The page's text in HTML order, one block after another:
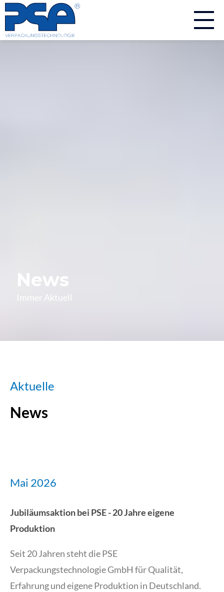
News
Immer Aktuell
Aktuelle
News
Mai 2026
Jubiläumsaktion bei PSE -20 Jahre eigene
Produktion
Seit 20 Jahren steht die PSE
Verpackungstechnologie GmbH für Qualität,
Erfahrung und eigene Produktion in Deutschland.